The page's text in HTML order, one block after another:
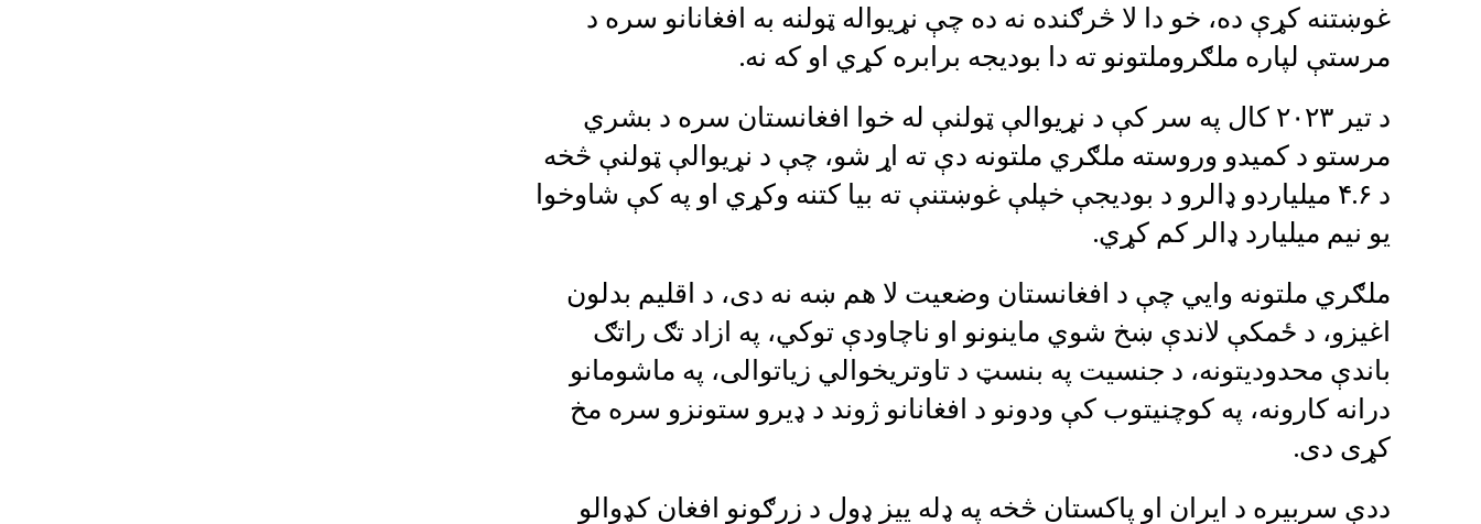
غوښتنه کړې ده، خو دا لا څرګنده نه ده چې نړیواله ټولنه به افغانانو سره د
مرستې لپاره ملګروملتونو ته دا بودیجه برابره کړي او که نه.
د تیر ۲۰۲۳ کال په سر کې د نړیوالې ټولنې له خوا افغانستان سره د بشري
مرستو د کمیدو وروسته ملګري ملتونه دې ته اړ شو، چې د نړیوالې ټولنې څخه
د ۴.۶ میلیاردو ډالرو د بودیجې خپلې غوښتنې ته بیا کتنه وکړي او په کې شاوخوا
یو نیم میلیارد ډالر کم کړي.
ملګري ملتونه وايي چې د افغانستان وضعیت لا هم ښه نه دی، د اقلیم بدلون
اغیزو، د ځمکې لاندې ښخ شوي ماینونو او ناچاودې توکي، په ازاد تګ راتګ
باندې محدودیتونه، د جنسیت په بنسټ د تاوتریخوالي زیاتوالی، په ماشومانو
درانه کارونه، په کوچنیتوب کې ودونو د افغانانو ژوند د ډیرو ستونزو سره مخ
کړی دی.
ددې سربیره د ایران او پاکستان څخه په ډله ییز ډول د زرګونو افغان کډوالو